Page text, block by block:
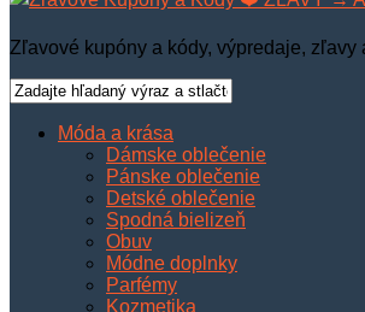
Zľavové kupóny a kódy, výpredaje,
Móda a krása
Dámske oblečenie
Pánske oblečenie
Detské oblečenie
Spodná bielizeň
Obuv
Módne doplnky
Parfémy
Kozmetika